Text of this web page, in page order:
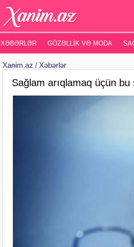
XƏBƏRLƏR GÖZƏLLIK VƏ MODA
Xanim.az / Xəbərlər
Sağlam arıqlamaq üçün